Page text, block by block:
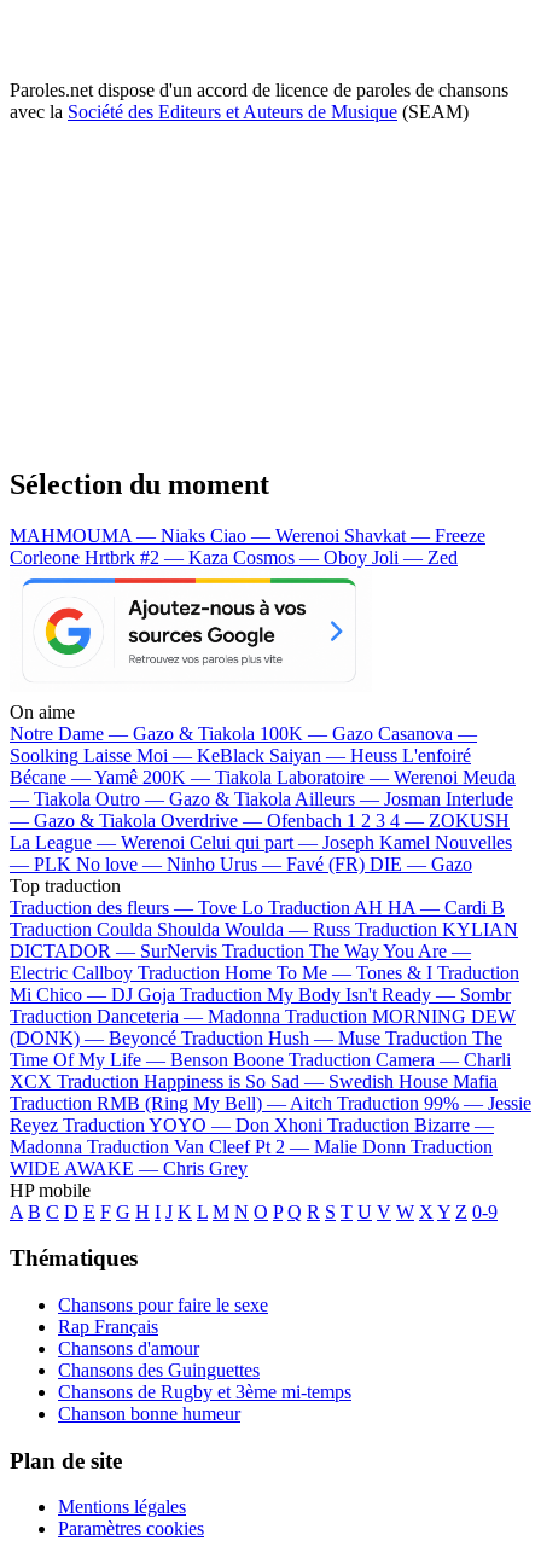
Paroles.net dispose d'un accord de licence de paroles de chansons
avec la Société des Editeurs et Auteurs de Musique (SEAM)
Sélection du moment
MAHMOUMA — Niaks Ciao — Werenoi Shavkat — Freeze
Corleone Hrtbrk #2 — Kaza Cosmos — Oboy Joli — Zed
On aime
Notre Dame — Gazo & Tiakola 100K — Gazo Casanova —
Soolking Laisse Moi — KeBlack Saiyan — Heuss L'enfoiré
Bécane —Yamê 200K — Tiakola Laboratoire — Werenoi Meuda
— Tiakola Outro — Gazo & Tiakola Ailleurs — Josman Interlude
— Gazo & Tiakola Overdrive — Ofenbach 1 2 3 4 — ZOKUSH
La League — Werenoi Celui qui part — Joseph Kamel Nouvelles
— PLK No love — Ninho Urus — Favé (FR) DIE — Gazo
Top traduction
Traduction des fleurs — Tove Lo Traduction AH HA — Cardi B
Traduction Coulda Shoulda Woulda — Russ Traduction KYLIAN
DICTADOR — SurNervis Traduction The Way You Are —
Electric Callboy Traduction Home To Me — Tones & I Traduction
Mi Chico — DJ Goja Traduction My Body Isn't Ready — Sombr
Traduction Danceteria — Madonna Traduction MORNING DEW
(DONK) — Beyoncé Traduction Hush — Muse Traduction The
Time Of My Life — Benson Boone Traduction Camera — Charli
XCX Traduction Happiness is So Sad — Swedish House Mafia
Traduction RMB (Ring My Bell) — Aitch Traduction 99% — Jessie
Reyez Traduction YOYO — Don Xhoni Traduction Bizarre —
Madonna Traduction Van Cleef Pt 2 — Malie Donn Traduction
WIDE AWAKE — Chris Grey
HP mobile
A B C D E F G H I J K L M N O P Q R S T U V W X Y Z 0-9
Thématiques
Chansons pour faire le sexe
Rap Français
Chansons d'amour
Chansons des Guinguettes
Chansons de Rugby et 3ème mi-temps
Chanson bonne humeur
Plan de site
Mentions légales
Paramètres cookies